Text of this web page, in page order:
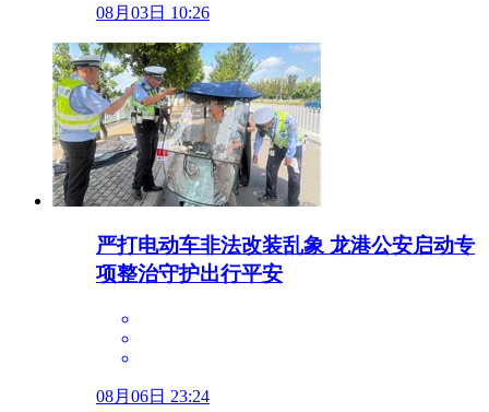
08月03日 10:26
严打电动车非法改装乱象 龙港公安启动专
项整治守护出行平安
08月06日 23:24